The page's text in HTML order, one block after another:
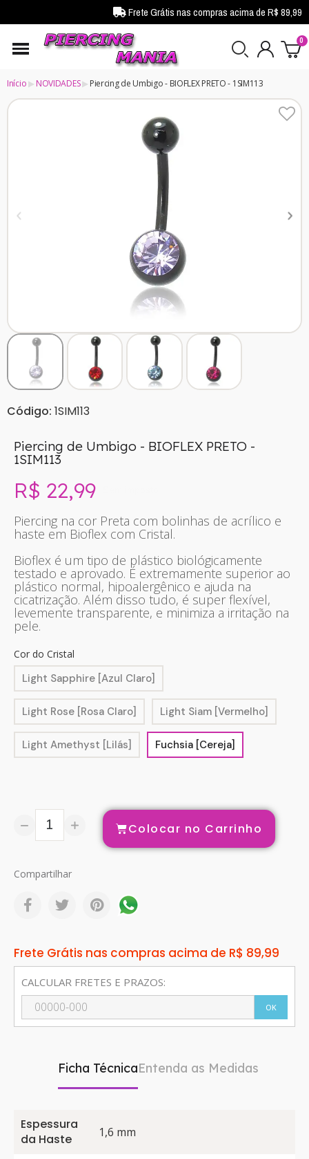
Frete Grátis nas compras acima de R$ 89,99
Início NOVIDADES Piercing de Umbigo - BIOFLEX PRETO - 1SIM113
Código: 1SIM113
Piercing de Umbigo - BIOFLEX PRETO -
1SIM113
R$ 22,99
Piercing na cor Preta com bolinhas de acrílico e
haste em Bioflex com Cristal.
Bioflex é um tipo de plástico biológicamente
testado e aprovado. É extremamente superior ao
plástico normal, hipoalergênico e ajuda na
cicatrização. Além disso tudo, é super flexível,
levemente transparente, e minimiza a irritação na
pele.
Cor do Cristal
Light Sapphire [Azul Claro]
Light Rose [Rosa Claro] Light Siam [Vermelho]
Light Amethyst [Lilás] Fuchsia [Cereja]
Colocar no Carrinho
Compartilhar
Frete Grátis nas compras acima de R$ 89,99
CALCULAR FRETES E PRAZOS:
OK
Ficha TécnicaEntenda as Medidas
Espessura
da Haste
1,6 mm